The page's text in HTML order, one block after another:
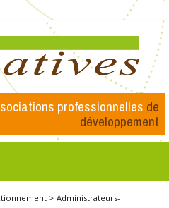
professionnelles de
développement
> Administrateurs-